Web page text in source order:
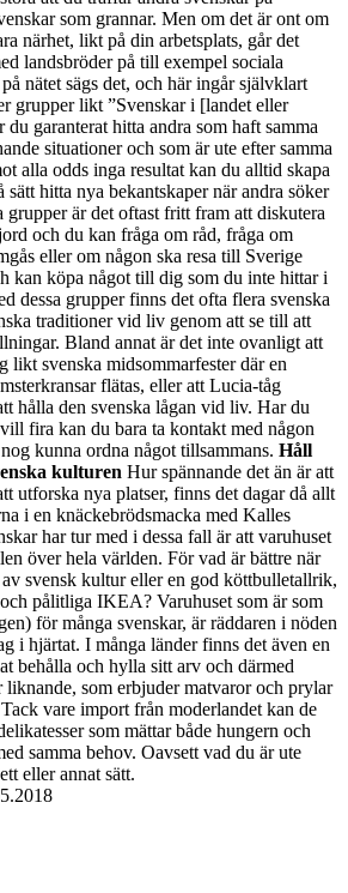
som grannar. Men om det är ont om
närhet, likt på din arbetsplats, går det
landsbröder på till exempel sociala
nätet sägs det, och här ingår självklart
grupper likt ”Svenskar i [landet eller
garanterat hitta andra som haft samma
situationer och som är ute efter samma
alla odds inga resultat kan du alltid skapa
sätt hitta nya bekantskaper när andra söker
grupper är det oftast fritt fram att diskutera
och du kan fråga om råd, fråga om
eller om någon ska resa till Sverige
kan köpa något till dig som du inte hittar i
dessa grupper finns det ofta flera svenska
traditioner vid liv genom att se till att
Bland annat är det inte ovanligt att
likt svenska midsommarfester där en
flätas, eller att Lucia-tåg
hålla den svenska lågan vid liv. Har du
fira kan du bara ta kontakt med någon
kunna ordna något tillsammans. Håll
kulturen Hur spännande det än är att
utforska nya platser, finns det dagar då allt
i en knäckebrödsmacka med Kalles
har tur med i dessa fall är att varuhuset
över hela världen. För vad är bättre när
svensk kultur eller en god köttbulletallrik,
pålitliga IKEA? Varuhuset som är som
för många svenskar, är räddaren i nöden
i hjärtat. I många länder finns det även en
behålla och hylla sitt arv och därmed
liknande, som erbjuder matvaror och prylar
vare import från moderlandet kan de
som mättar både hungern och
samma behov. Oavsett vad du är ute
eller annat sätt.